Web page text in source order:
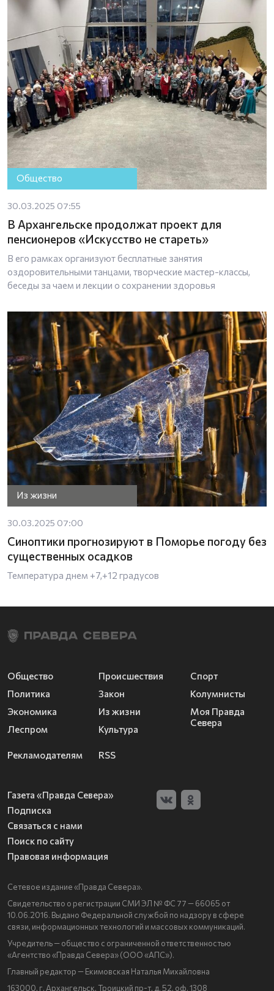
Общество
30.03.2025 07:55
В Архангельске продолжат проект для
пенсионеров «Искусство не стареть»
В его рамках организуют бесплатные занятия
оздоровительными танцами, творческие мастер-классы,
беседы за чаем и лекции о сохранении здоровья
Из жизни
30.03.2025 07:00
Синоптики прогнозируют в Поморье погоду без
существенных осадков
Температура днем +7,+12 градусов
Общество
Политика
Экономика
Леспром
Происшествия
Закон
Из жизни
Культура
Спорт
Колумнисты
Моя Правда
Севера
Рекламодателям RSS
Газета «Правда Севера»
Подписка
Связаться с нами
Поиск по сайту
Правовая информация
Сетевое издание «Правда Севера».
Свидетельство о регистрации СМИ ЭЛ № ФС 77 — 66065 от
10.06.2016. Выдано Федеральной службой по надзору в сфере
связи, информационных технологий и массовых коммуникаций.
Учредитель — общество с ограниченной ответственностью
«Агентство «Правда Севера» (ООО «АПС»).
Главный редактор — Екимовская Наталья Михайловна
163000, г. Архангельск, Троицкий пр-т, д. 52, оф. 1308